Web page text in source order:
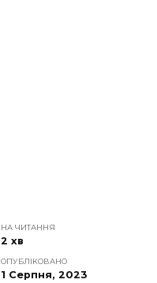
НА ЧИТАННЯ
2 хв
ОПУБЛІКОВАНО
1 Серпня, 2023